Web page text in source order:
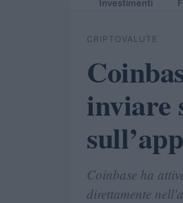
Investimenti
CRIPTOVALUTE
inviare
sull’app
Coinbase ha
direttamente